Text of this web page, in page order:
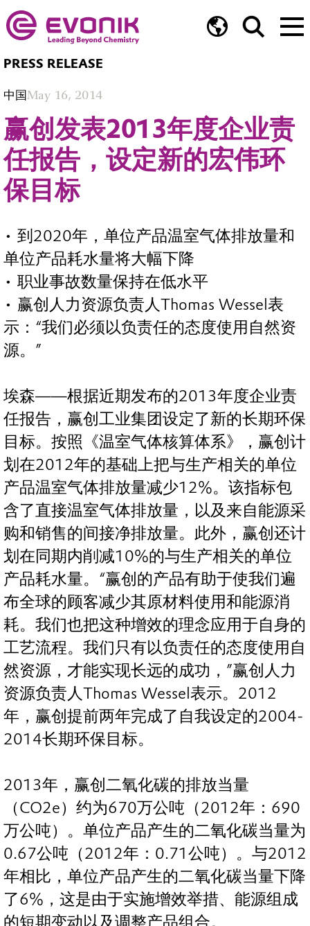
PRESS RELEASE
中国May 16, 2014
赢创发表2013年度企业责
任报告，设定新的宏伟环
保目标
• 到2020年，单位产品温室气体排放量和
单位产品耗水量将大幅下降
• 职业事故数量保持在低水平
• 赢创人力资源负责人Thomas Wessel表
示：“我们必须以负责任的态度使用自然资
源。”
埃森——根据近期发布的2013年度企业责
任报告，赢创工业集团设定了新的长期环保
目标。按照《温室气体核算体系》，赢创计
划在2012年的基础上把与生产相关的单位
产品温室气体排放量减少12%。该指标包
含了直接温室气体排放量，以及来自能源采
购和销售的间接净排放量。此外，赢创还计
划在同期内削减10%的与生产相关的单位
产品耗水量。“赢创的产品有助于使我们遍
布全球的顾客减少其原材料使用和能源消
耗。我们也把这种增效的理念应用于自身的
工艺流程。我们只有以负责任的态度使用自
然资源，才能实现长远的成功，”赢创人力
资源负责人Thomas Wessel表示。2012
年，赢创提前两年完成了自我设定的2004-
2014长期环保目标。
2013年，赢创二氧化碳的排放当量
（CO2e）约为670万公吨（2012年：690
万公吨）。单位产品产生的二氧化碳当量为
0.67公吨（2012年：0.71公吨）。与2012
年相比，单位产品产生的二氧化碳当量下降
了6%，这是由于实施增效举措、能源组成